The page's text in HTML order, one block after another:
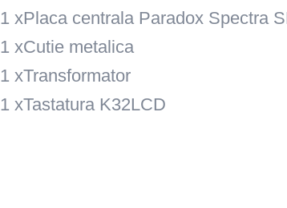
1 xPlaca centrala Paradox Spectra
1 xCutie metalica
1 xTransformator
1 xTastatura K32LCD